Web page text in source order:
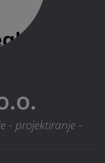
- projektiranje -